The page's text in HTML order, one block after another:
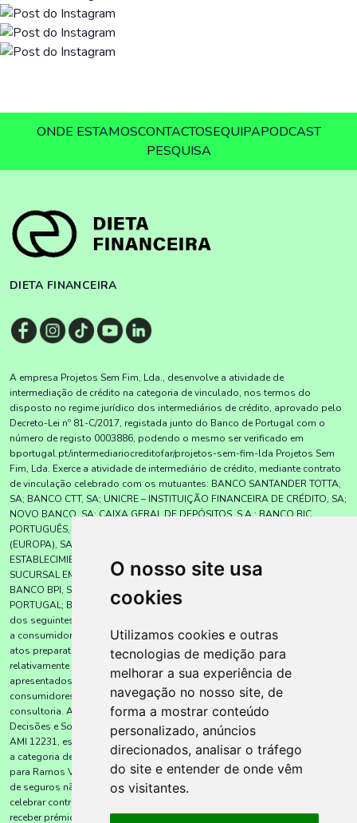
O nosso site usa
cookies
Utilizamos cookies e outras
tecnologias de medição para
melhorar a sua experiência de
navegação no nosso site, de
forma a mostrar conteúdo
personalizado, anúncios
direcionados, analisar o tráfego
do site e entender de onde vêm
os visitantes.
ONDE ESTAMOSCONTACTOSEQUIPAPODCAST
PESQUISA
DIETA FINANCEIRA
A empresa Projetos Sem Fim, Lda., desenvolve a atividade de
intermediação de crédito na categoria de vinculado, nos termos do
disposto no regime jurídico dos intermediários de crédito, aprovado pelo
Decreto-Lei nº 81-C/2017, registada junto do Banco de Portugal com o
número de registo 0003886, podendo o mesmo ser verificado em
bportugal.pt/intermediariocreditofar/projetos-sem-fim-lda Projetos Sem
Fim, Lda. Exerce a atividade de intermediário de crédito, mediante contrato
de vinculação celebrado com os mutuantes: BANCO SANTANDER TOTTA,
SA; BANCO CTT, SA; UNICRE – INSTITUIÇÃO FINANCEIRA DE CRÉDITO, SA;
NOVO BANCO, SA; CAIXA GERAL DE DEPÓSITOS, S.A.; BANCO BIC
PORTUGUÊS, SA; BNI – BANCO DE NEGÓCIOS INTERNACIONAL
(EUROPA), SA; UNION DE CRÉDITOS INMOBILIÁRIOS, S.A.,
ESTABLECIMIENTO FINANCIERO DE CRÉDITO (SOCIEDAD UNIPERSONAL) –
SUCURSAL EM PORTUGAL; BANKINTER, SA – SUCURSAL EM PORTUGAL;
BANCO BPI, SA; BNP PARIBAS PERSONAL FINANCE, S.A. – SUCURSAL EM
PORTUGAL; BANCO CETELEM, SA., sem exclusividade, para a prestação
dos seguintes serviços: apresentação ou proposta de contratos de crédito
a consumidores; assistência a consumidores, mediante a realização de
atos preparatórios ou de outros; trabalhos de gestão pré-contratual
relativamente a contratos de crédito que não tenham sido por si
apresentados ou propostos; celebração de contratos de crédito com
consumidores em nome dos mutuantes; e prestação de serviços de
consultoria. A empresa Projetos Sem Fim, Lda. tem a Lic. AMI 12231). A
Decisões e Soluções – Alenquer (Projetos sem Fim, Lda.), com a licença
AMI 12231, está, desde 29 de setembro de 2009, inscrita junto da ASF com
a categoria de Agência de Seguros, sob o nº 409311648, com autorização
para Ramos Vida e Não Vida, verificáveis em www.asf.com.pt. O mediador
de seguros não assume a cobertura de riscos, não tem poderes para
celebrar contratos em nome das seguradoras e não está autorizado a
receber prémios para serem entregues às seguradores. Não dispensa a